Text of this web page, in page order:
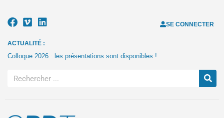
SE CONNECTER
ACTUALITÉ :
Colloque 2026 : les présentations sont disponibles !